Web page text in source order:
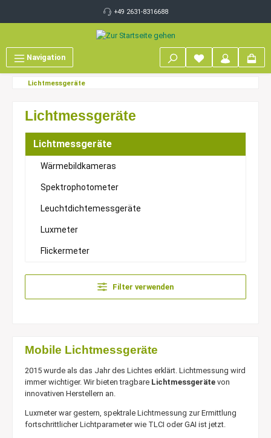
+49 2631-8316688
Navigation
Lichtmessgeräte
Lichtmessgeräte
Lichtmessgeräte
Wärmebildkameras
Spektrophotometer
Leuchtdichtemessgeräte
Luxmeter
Flickermeter
Filter verwenden
Mobile Lichtmessgeräte
2015 wurde als das Jahr des Lichtes erklärt. Lichtmessung wird
immer wichtiger. Wir bieten tragbare Lichtmessgeräte von
innovativen Herstellern an.
Luxmeter war gestern, spektrale Lichtmessung zur Ermittlung
fortschrittlicher Lichtparameter wie TLCI oder GAI ist jetzt.